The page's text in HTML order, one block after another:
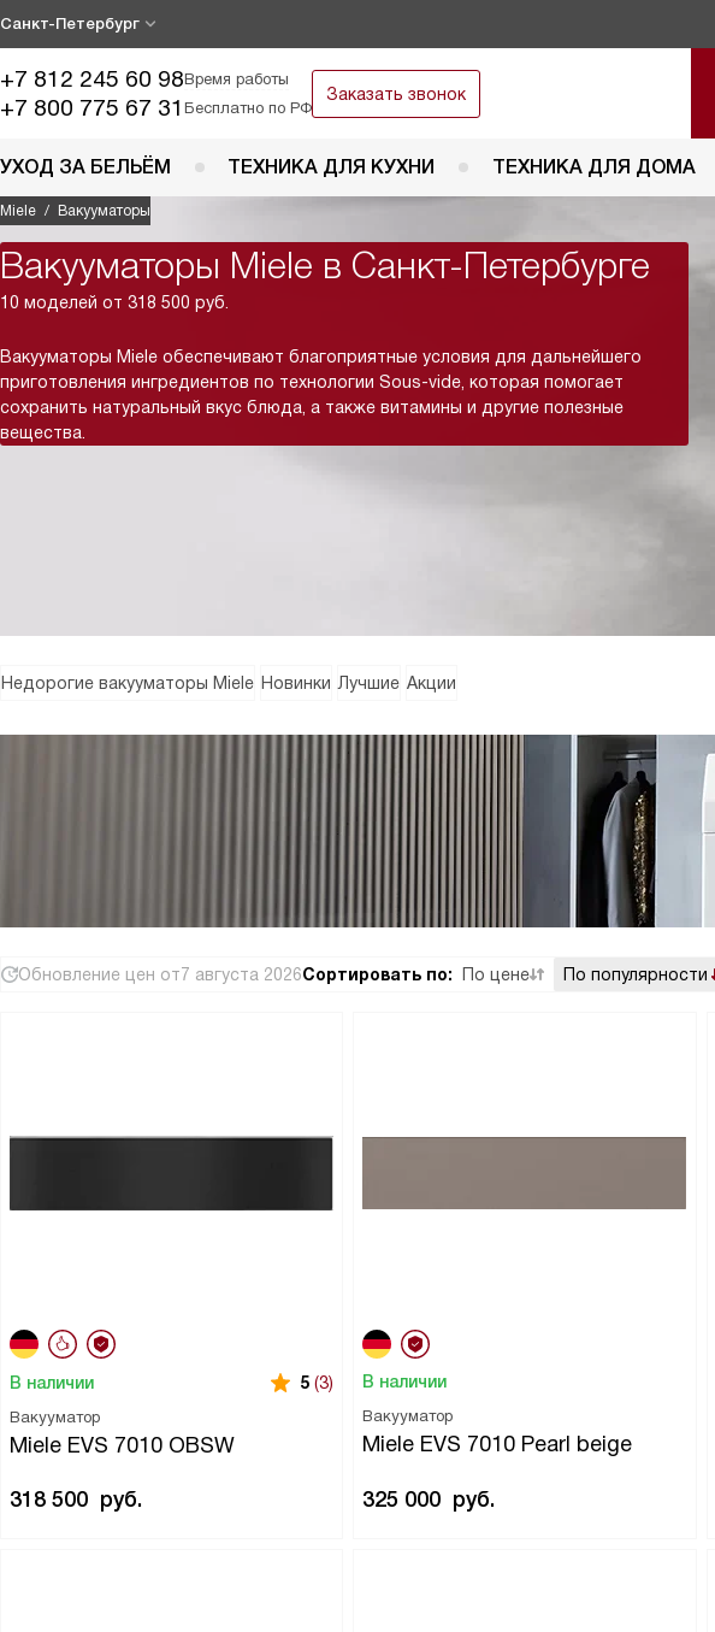
Санкт-Петербург
+7 812 245 60 98Время работы
+7 800 775 67 31 Бесплатно по РФ
Заказать звонок
УХОД ЗА БЕЛЬЁМ ТЕХНИКА ДЛЯ КУХНИ ТЕХНИКА ДЛЯ ДОМА
Miele Вакууматоры
Вакууматоры Miele в Санкт-Петербурге
10 моделей от 318 500 руб.
Вакууматоры Miele обеспечивают благоприятные условия для дальнейшего
приготовления ингредиентов по технологии Sous-vide, которая помогает
сохранить натуральный вкус блюда, а также витамины и другие полезные
вещества.
Недорогие вакууматоры Miele Новинки Лучшие Акции
Обновление цен от7 августа 2026Сортировать по: По цене По популярности
Вакууматор
Miele EVS 7010 OBSW
В наличии 5 (3)
318 500 руб.
Вакууматор
Miele EVS 7010 Pearl beige
В наличии
325 000 руб.